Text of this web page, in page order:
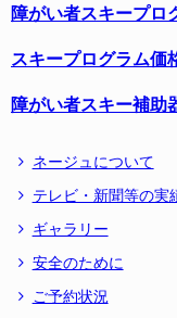
障がい者スキープロ
スキープログラム価
障がい者スキー補助
ネージュについて
テレビ・新聞等の実
ギャラリー
安全のために
ご予約状況